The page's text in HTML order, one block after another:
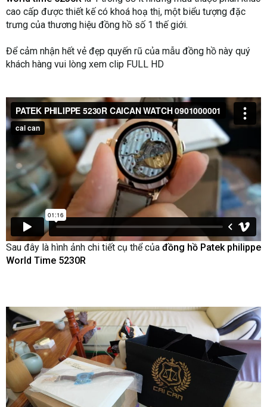
cao cấp được thiết kế có khoá hoạ thị, một biểu tượng đặc
trưng của thương hiệu đồng hồ số 1 thế giới.
Để cảm nhận hết vẻ đẹp quyến rũ của mẫu đồng hồ này quý
khách hàng vui lòng xem clip FULL HD
Sau đây là hình ảnh chi tiết cụ thể của đồng hồ Patek philippe
World Time 5230R